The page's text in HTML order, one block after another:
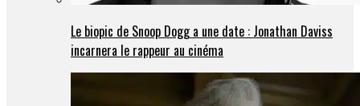
Le biopic de Snoop Dogg a une date : Jonathan Daviss
incarnera le rappeur au cinéma